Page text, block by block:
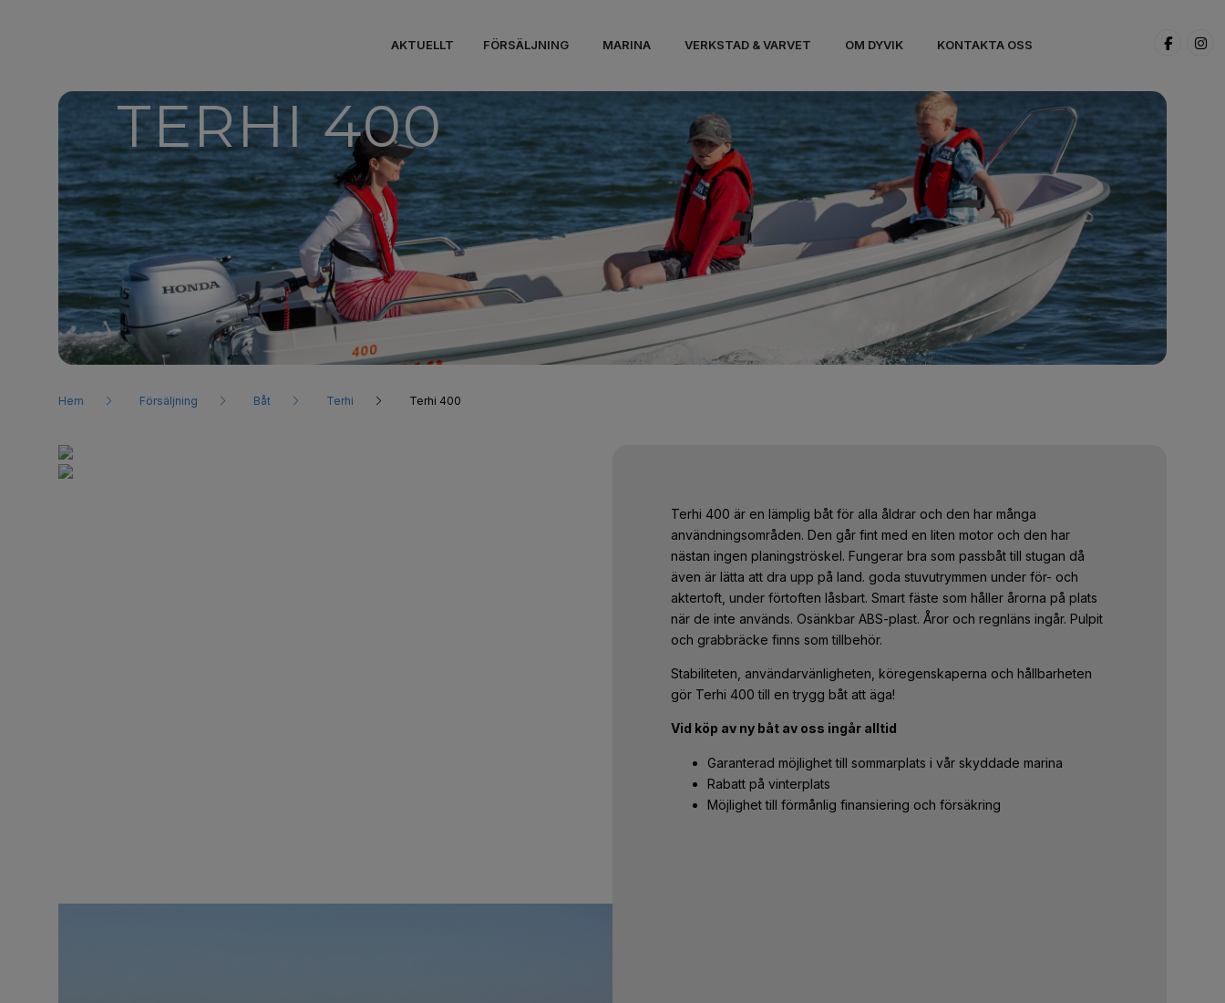
AKTUELLT FÖRSÄLJNING MARINA VERKSTAD & VARVET OM DYVIK KONTAKTA OSS
TERHI 400
Hem Försäljning Båt Terhi Terhi 400
Terhi 400 är en lämplig båt för alla åldrar och den har många
användningsområden. Den går fint med en liten motor och den har
nästan ingen planingströskel. Fungerar bra som passbåt till stugan då
även är lätta att dra upp på land. goda stuvutrymmen under för- och
aktertoft, under förtoften låsbart. Smart fäste som håller årorna på plats
när de inte används. Osänkbar ABS-plast. Åror och regnläns ingår. Pulpit
och grabbräcke finns som tillbehör.
Stabiliteten, användarvänligheten, köregenskaperna och hållbarheten
gör Terhi 400 till en trygg båt att äga!
Vid köp av ny båt av oss ingår alltid
Garanterad möjlighet till sommarplats i vår skyddade marina
Rabatt på vinterplats
Möjlighet till förmånlig finansiering och försäkring